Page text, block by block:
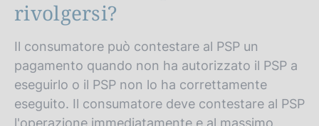
rivolgersi?
Il consumatore può contestare al PSP un
pagamento quando non ha autorizzato il PSP a
eseguirlo o il PSP non lo ha correttamente
eseguito. Il consumatore deve contestare al PSP
l'operazione immediatamente e al massimo